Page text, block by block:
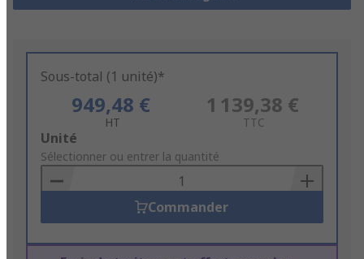
Sous-total (1 unité)*
949,48 €
HT
1 139,38 €
TTC
Add
to
Basket
Unité
Sélectionner ou entrer la quantité
Commander